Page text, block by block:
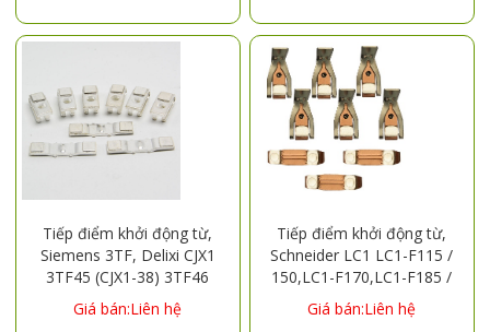
Tiếp điểm khởi động từ,
Siemens 3TF, Delixi CJX1
3TF45 (CJX1-38) 3TF46
(CJX1-45) 3TF47 (CJX1-63)
3TF48 (CJX1-75) 3TF49
Giá bán:Liên hệ
Tiếp điểm khởi động từ,
Schneider LC1 LC1-F115 /
150,LC1-F170,LC1-F185 /
225LC1-F245,LC1-
F265,LC1-F300 / 330,LC1-
Giá bán:Liên hệ